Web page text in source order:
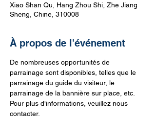
Xiao Shan Qu, Hang Zhou Shi, Zhe Jiang
Sheng, Chine, 310008
À propos de l'événement
De nombreuses opportunités de
parrainage sont disponibles, telles que le
parrainage du guide du visiteur, le
parrainage de la bannière sur place, etc.
Pour plus d'informations, veuillez nous
contacter.